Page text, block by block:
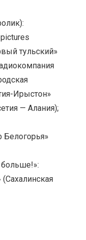
тульский»
Ирыстон»
— Алания);
Белогорья»
больше!»: